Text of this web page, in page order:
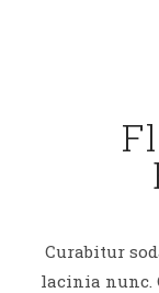
Curabitur
lacinia nunc.